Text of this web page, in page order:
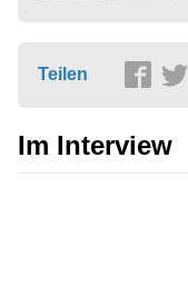
Teilen
Im Interview